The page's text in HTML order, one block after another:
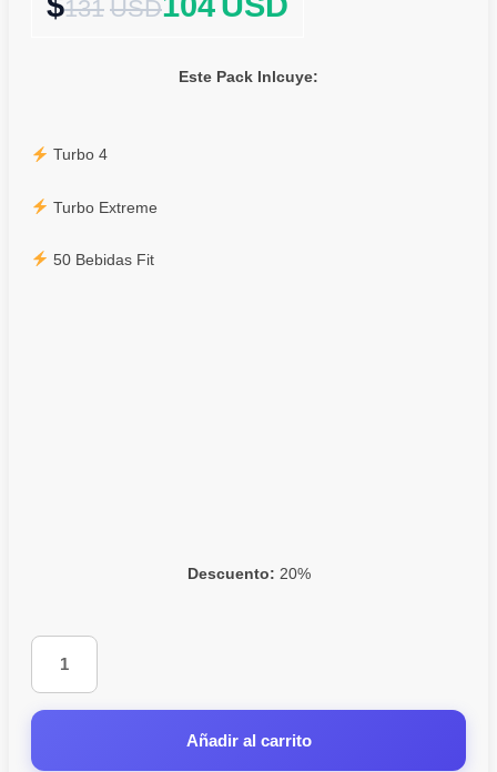
131 USD
Este Pack Inlcuye:
Turbo 4
Turbo Extreme
50 Bebidas Fit
Descuento: 20%
Añadir al carrito